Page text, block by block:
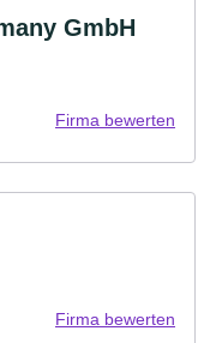
GmbH
Firma bewerten
Firma bewerten